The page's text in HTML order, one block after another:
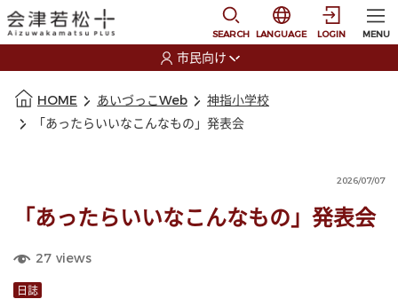
SEARCH
選択すると言語の切
LANGUAGE LOGIN MENU
市民向け
HOME あいづっこWeb
神指小学校
「あったらいいなこんなもの」発表会
2026/07/07
「あったらいいなこんなもの」発表会
27 views
日誌